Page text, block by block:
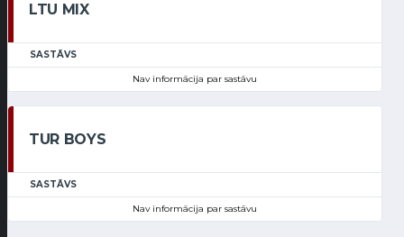
LTU MIX
SASTĀVS
Nav informācija par sastāvu
TUR BOYS
SASTĀVS
Nav informācija par sastāvu